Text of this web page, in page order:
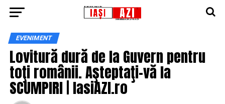
EVENIMENT
Lovitură dură de la Guvern pentru
toţi românii. Aşteptaţi-vă la
SCUMPIRI | IasiAZI.ro